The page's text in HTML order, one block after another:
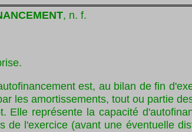
, n. f.
est, au bilan de fin
les amortissements, tout ou partie
Elle représente la capacité
de l'exercice (avant une éventuelle